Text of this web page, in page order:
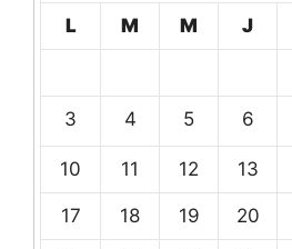
eventos
L M M J
3 4 5 6
10 11 12 13
17 18 19 20